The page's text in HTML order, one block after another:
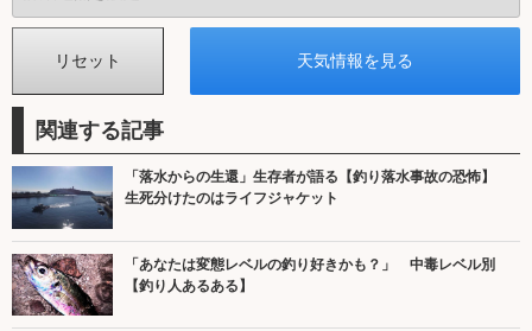
関連する記事
「落水からの生還」生存者が語る【釣り落水事故の恐怖】
生死分けたのはライフジャケット
「あなたは変態レベルの釣り好きかも？」 中毒レベル別
【釣り人あるある】